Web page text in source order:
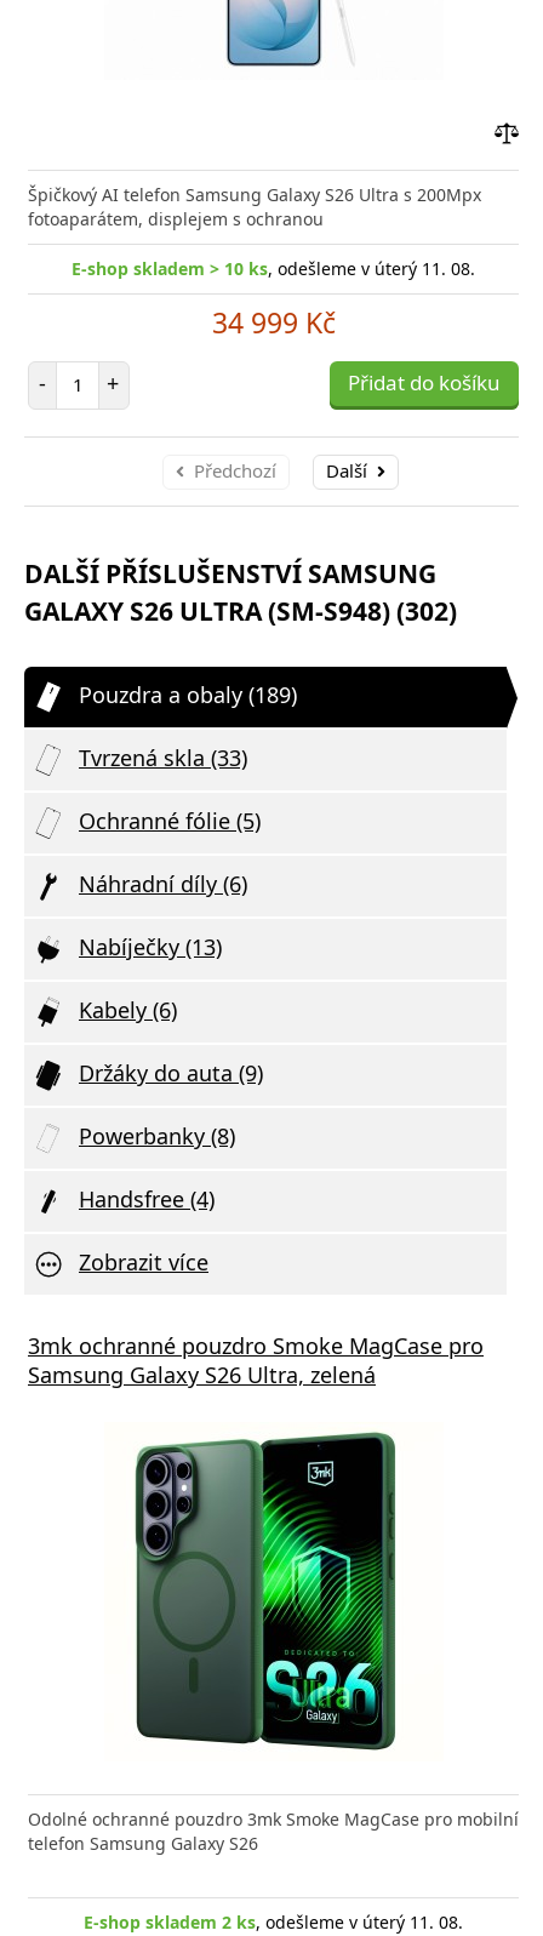
Špičkový AI telefon Samsung Galaxy S26 Ultra s 200Mpx
fotoaparátem, displejem s ochranou
E-shop skladem > 10 ks, odešleme v úterý 11. 08.
34 999 Kč
- Počet položek
+ Přidat do košíku
Předchozí Další
DALŠÍ PŘÍSLUŠENSTVÍ SAMSUNG
GALAXY S26 ULTRA (SM-S948) (302)
Pouzdra a obaly (189)
Tvrzená skla (33)
Ochranné fólie (5)
Náhradní díly (6)
Nabíječky (13)
Kabely (6)
Držáky do auta (9)
Powerbanky (8)
Handsfree (4)
Zobrazit více
3mk ochranné pouzdro Smoke MagCase pro
Samsung Galaxy S26 Ultra, zelená
Odolné ochranné pouzdro 3mk Smoke MagCase pro mobilní
telefon Samsung Galaxy S26
E-shop skladem 2 ks, odešleme v úterý 11. 08.
GaN5 Pro 65W černá
Pro 2C + U je výkonná a kompaktní nabíječka s
technologií, která
shop skladem 1 ks, odešleme v úterý 11. 08.
Typ
E-